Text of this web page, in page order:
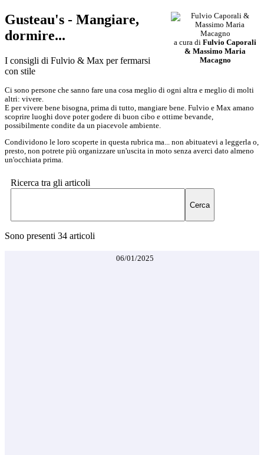
a cura di Fulvio Caporali
& Massimo Maria
Macagno
Gusteau's - Mangiare,
dormire...
I consigli di Fulvio & Max per fermarsi
con stile
Ci sono persone che sanno fare una cosa meglio di ogni altra e meglio di molti
altri: vivere.
E per vivere bene bisogna, prima di tutto, mangiare bene. Fulvio e Max amano
scoprire luoghi dove poter godere di buon cibo e ottime bevande,
possibilmente condite da un piacevole ambiente.
Condividono le loro scoperte in questa rubrica ma... non abituatevi a leggerla o,
presto, non potrete più organizzare un'uscita in moto senza averci dato almeno
un'occhiata prima.
Ricerca tra gli articoli
Cerca
Sono presenti 34 articoli
06/01/2025